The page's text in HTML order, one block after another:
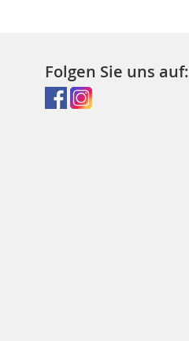
Folgen Sie uns auf: